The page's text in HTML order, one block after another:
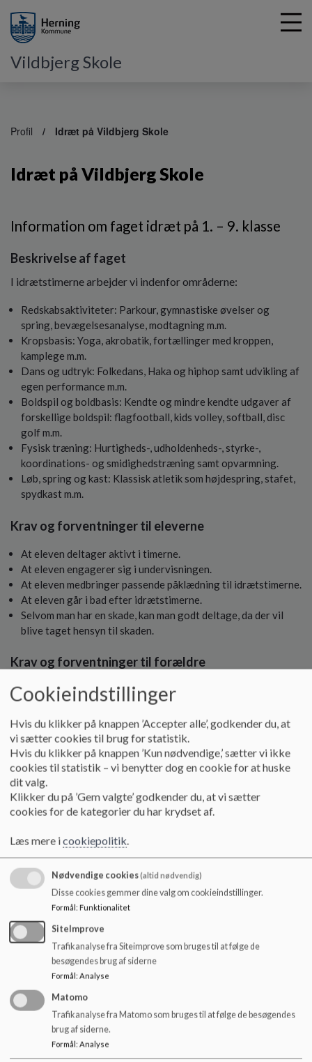
Vildbjerg Skole
Profil Idræt på Vildbjerg Skole
Idræt på Vildbjerg Skole
Information om faget idræt på 1. – 9. klasse
Beskrivelse af faget
I idrætstimerne arbejder vi indenfor områderne:
Redskabsaktiviteter: Parkour, gymnastiske øvelser og
spring, bevægelsesanalyse, modtagning m.m.
Kropsbasis: Yoga, akrobatik, fortællinger med kroppen,
kamplege m.m.
Dans og udtryk: Folkedans, Haka og hiphop samt udvikling af
egen performance m.m.
Boldspil og boldbasis: Kendte og mindre kendte udgaver af
forskellige boldspil: flagfootball, kids volley, softball, disc
golf m.m.
Fysisk træning: Hurtigheds-, udholdenheds-, styrke-,
koordinations- og smidighedstræning samt opvarmning.
Løb, spring og kast: Klassisk atletik som højdespring, stafet,
spydkast m.m.
Krav og forventninger til eleverne
At eleven deltager aktivt i timerne.
At eleven engagerer sig i undervisningen.
At eleven medbringer passende påklædning til idrætstimerne.
At eleven går i bad efter idrætstimerne.
Selvom man har en skade, kan man godt deltage, da der vil
blive taget hensyn til skaden.
Krav og forventninger til forældre
At forældrene er behjælpelige med at deres barn medbringer
passende påklædning – herunder også sko.
At forældre er behjælpelige med at deres barn medbringer
håndklæde til bad efter idrætstimerne.
At forældrene skriver en besked til idrætslæreren, og også
gerne klasselæreren i Aula, hvis eleven skal fritages de
fysiske aktiviteter. Heri forklares årsagen til fritagelsen.
Undervisning
Ved fritagelse forventes det, at eleven stadig er til stede i
undervisningen.
De vil fortsat modtage instruktioner.
De vil se på.
De vil være hjælpere for lærerne.
Det er af hygiejniske grunde normalt ikke muligt at blive
fritaget for bad.
Fodvorter
Cookieindstillinger
Hvis du klikker på knappen ’Accepter alle’, godkender du, at
vi sætter cookies til brug for statistik.
Hvis du klikker på knappen ’Kun nødvendige,’ sætter vi ikke
cookies til statistik – vi benytter dog en cookie for at huske
dit valg.
Klikker du på ’Gem valgte’ godkender du, at vi sætter
cookies for de kategorier du har krydset af.
Læs mere icookiepolitik.
Nødvendige cookies(altid nødvendig)
Disse cookies gemmer dine valg om cookieindstillinger.
Formål: Funktionalitet
SiteImprove
Trafikanalyse fra Siteimprove som bruges til at følge de
besøgendes brug af siderne
Formål: Analyse
Matomo
Trafikanalyse fra Matomo som bruges til at følge de besøgendes
brug af siderne.
Formål: Analyse